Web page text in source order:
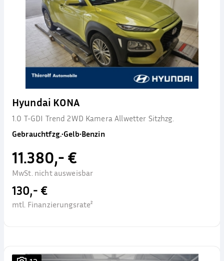
Hyundai KONA
1.0 T-GDI Trend 2WD Kamera Allwetter Sitzhzg.
Gebrauchtfzg.•Gelb•Benzin
11.380,- €
MwSt. nicht ausweisbar
130,- €
mtl. Finanzierungsrate²